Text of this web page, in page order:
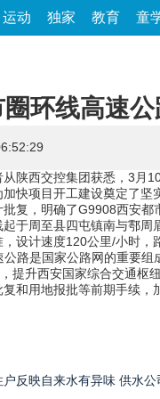
运动 独家 教育 童
环线高速
陕西交控集团获悉，3月
快项目开工建设奠定了坚
复，明确了G9908西安
于周至县四屯镇南与鄠
设计速度120公里/小时，
路是国家公路网的重要
提升西安国家综合交通
和用地报批等前期手续，
反映自来水有异味 供水